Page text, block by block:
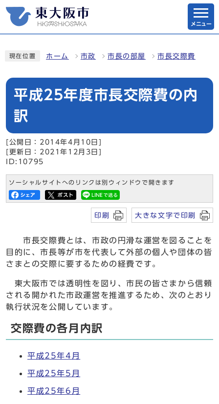
メニュー
現在位置 ホーム 市政 市長の部屋 市長交際費
平成25年度市長交際費の内
訳
[公開日：2014年4月10日]
[更新日：2021年12月3日]
ID:10795
ソーシャルサイトへのリンクは別ウィンドウで開きます
印刷 大きな文字で印刷
市長交際費とは、市政の円滑な運営を図ることを
目的に、市長等が市を代表して外部の個人や団体の皆
さまとの交際に要するための経費です。
東大阪市では透明性を図り、市民の皆さまから信頼
される開かれた市政運営を推進するため、次のとおり
執行状況を公開しています。
交際費の各月内訳
平成25年4月
平成25年5月
平成25年6月